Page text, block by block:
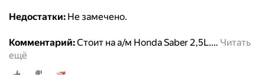
Недостатки: Не замечено.
Комментарий:Стоит на а/м Honda Saber 2,5L.… Читать
ещё